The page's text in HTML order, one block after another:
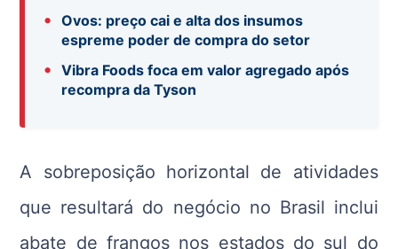
•
Ovos: preço cai e alta dos insumos
espreme poder de compra do setor
•
Vibra Foods foca em valor agregado após
recompra da Tyson
A sobreposição horizontal de atividades
que resultará do negócio no Brasil inclui
abate de frangos nos estados do sul do